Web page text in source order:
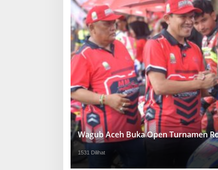
Wagub Aceh Buka Open Turnamen
1531 Dilihat